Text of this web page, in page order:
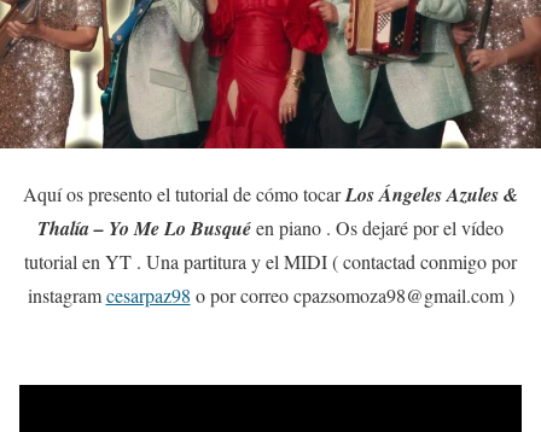
Aquí os presento el tutorial de cómo tocarLos Ángeles Azules &
Thalía – Yo Me Lo Busquéen piano . Os dejaré por el vídeo
tutorial en YT . Una partitura y el MIDI ( contactad conmigo por
instagramcesarpaz98 o por correo cpazsomoza98@gmail.com )